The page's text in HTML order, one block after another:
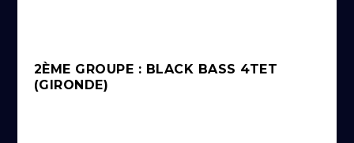
2ÈME GROUPE : BLACK BASS 4TET
(GIRONDE)